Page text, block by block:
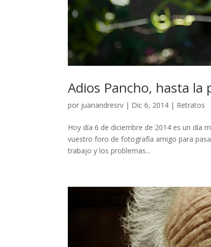
Adios Pancho, hasta la
por juanandresrv | Dic 6, 2014 | Retratos
Hoy día 6 de diciembre de 2014 es un día
vuestro foro de fotografía amigo para
trabajo y los problemas...